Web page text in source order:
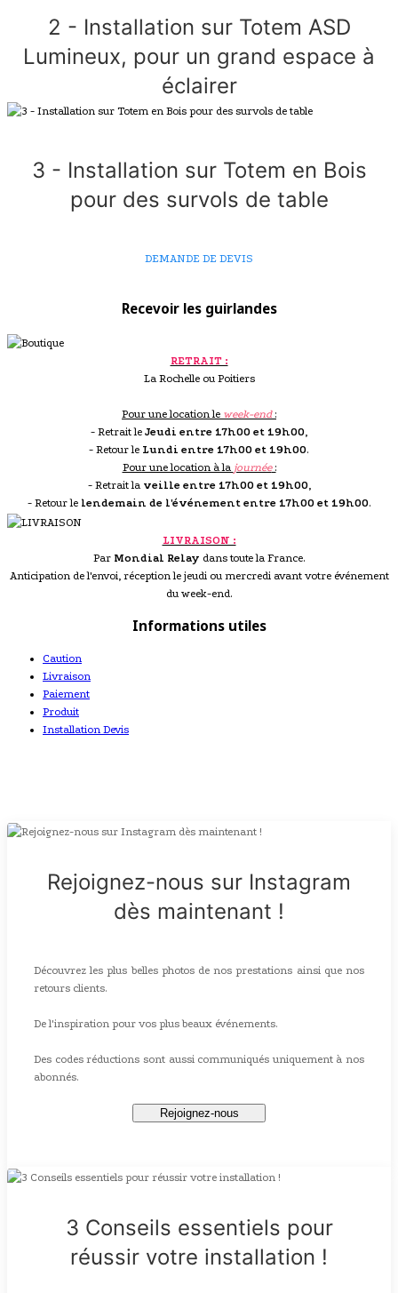
2 - Installation sur Totem ASD
Lumineux, pour un grand espace à
éclairer
3 - Installation sur Totem en Bois
pour des survols de table
DEMANDE DE DEVIS
Recevoir les guirlandes
RETRAIT :
La Rochelle ou Poitiers
Pour une location le week-end:
- Retrait le Jeudi entre 17h00 et 19h00,
- Retour le Lundi entre 17h00 et 19h00.
Pour une location à la journée:
- Retrait la veille entre 17h00 et 19h00,
- Retour le lendemain de l'événement entre 17h00 et 19h00.
LIVRAISON :
Par Mondial Relay dans toute la France.
Anticipation de l'envoi, réception le jeudi ou mercredi avant votre événement
du week-end.
Informations utiles
Caution
Livraison
Paiement
Produit
Installation Devis
Rejoignez-nous sur Instagram
dès maintenant !
Découvrez les plus belles photos de nos prestations ainsi que nos
retours clients.
De l'inspiration pour vos plus beaux événements.
Des codes réductions sont aussi communiqués uniquement à nos
abonnés.
Rejoignez-nous
3 Conseils essentiels pour
réussir votre installation !